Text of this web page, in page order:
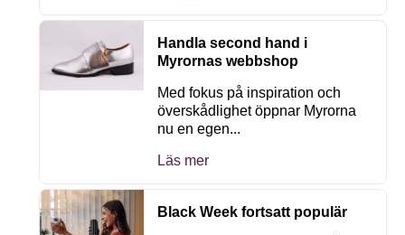
Handla second hand i
Myrornas webbshop
Med fokus på inspiration och
överskådlighet öppnar Myrorna
nu en egen...
Läs mer
Black Week fortsatt populär